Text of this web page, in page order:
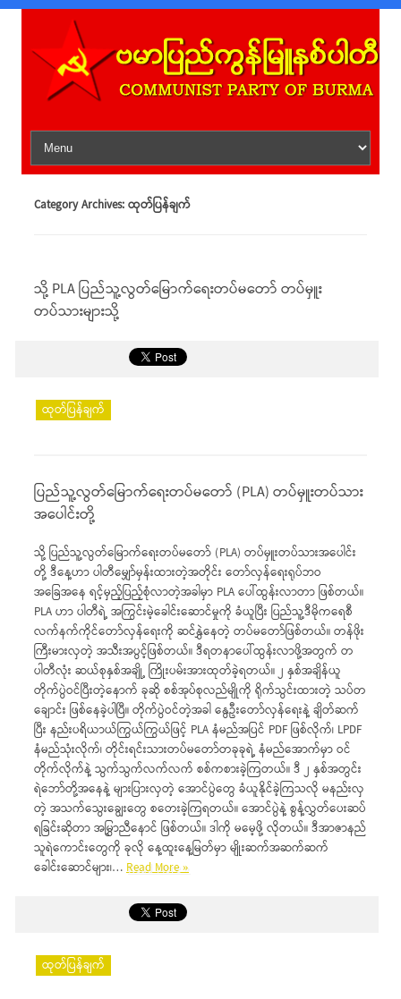
Skip to content
Category Archives:ထုတ်ပြန်ချက်
သို့ PLA ပြည်သူ့လွတ်မြောက်ရေးတပ်မတော် တပ်မှူး
တပ်သားများသို့
ထုတ်ပြန်ချက်
ပြည်သူ့လွတ်မြောက်ရေးတပ်မတော် (PLA) တပ်မှူးတပ်သား
အပေါင်းတို့
သို့ ပြည်သူ့လွတ်မြောက်ရေးတပ်မတော် (PLA) တပ်မှူးတပ်သားအပေါင်း
တို့ ဒီနေ့ဟာ ပါတီမျှော်မှန်းထားတဲ့အတိုင်း တော်လှန်ရေးရုပ်ဘဝ
အခြေအနေ ရင့်မှည့်ပြည့်စုံလာတဲ့အခါမှာ PLA ပေါ်ထွန်းလာတာ ဖြစ်တယ်။
PLA ဟာ ပါတီရဲ့ အကြွင်းမဲ့ခေါင်းဆောင်မှုကို ခံယူပြီး ပြည်သူ့ဒီမိုကရေစီ
လက်နက်ကိုင်တော်လှန်ရေးကို ဆင်နွှဲနေတဲ့ တပ်မတော်ဖြစ်တယ်။ တန်ဖိုး
ကြီးမားလှတဲ့ အသီးအပွင့်ဖြစ်တယ်။ ဒီရတနာပေါ်ထွန်းလာဖို့အတွက် တ
ပါတီလုံး ဆယ်စုနှစ်အချို့ ကြိုးပမ်းအားထုတ်ခဲ့ရတယ်။ ၂ နှစ်အချိန်ယူ
တိုက်ပွဲဝင်ပြီးတဲ့နောက် ခုဆို စစ်အုပ်စုလည်မျိုကို ရိုက်သွင်းထားတဲ့ သပ်တ
ချောင်း ဖြစ်နေခဲ့ပါပြီ။ တိုက်ပွဲဝင်တဲ့အခါ နွေဦးတော်လှန်ရေးနဲ့ ချိတ်ဆက်
ပြီး နည်းပရိယာယ်ကြွယ်ကြွယ်ဖြင့် PLA နံမည်အပြင် PDF ဖြစ်လိုက်၊ LPDF
နံမည်သုံးလိုက်၊ တိုင်းရင်းသားတပ်မတော်တခုခုရဲ့ နံမည်အောက်မှာ ဝင်
တိုက်လိုက်နဲ့ သွက်သွက်လက်လက် စစ်ကစားခဲ့ကြတယ်။ ဒီ ၂ နှစ်အတွင်း
ရဲဘော်တို့အနေနဲ့ များပြားလှတဲ့ အောင်ပွဲတွေ ခံယူနိုင်ခဲ့ကြသလို မနည်းလှ
တဲ့ အသက်သွေးချွေးတွေ စတေးခဲ့ကြရတယ်။ အောင်ပွဲနဲ့ စွန့်လွှတ်ပေးဆပ်
ရခြင်းဆိုတာ အမြွှာညီနောင် ဖြစ်တယ်။ ဒါကို မမေ့ဖို့ လိုတယ်။ ဒီအာဇာနည်
သူရဲကောင်းတွေကို ခုလို နေ့ထူးနေ့မြတ်မှာ မျိုးဆက်အဆက်ဆက်
ခေါင်းဆောင်များ၊…Read More »
ထုတ်ပြန်ချက်